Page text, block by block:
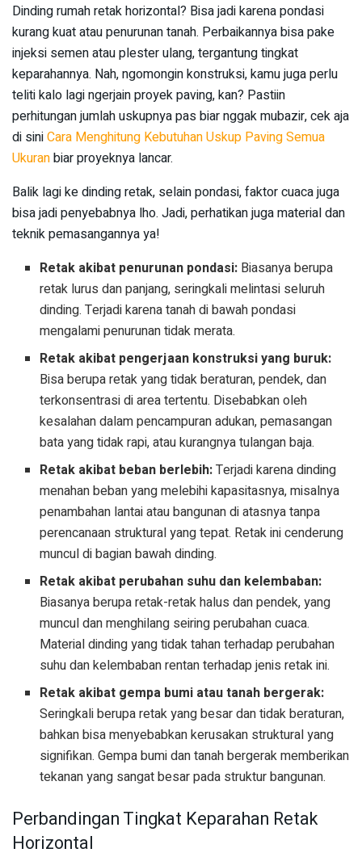
Dinding rumah retak horizontal? Bisa jadi karena pondasi
kurang kuat atau penurunan tanah. Perbaikannya bisa pake
injeksi semen atau plester ulang, tergantung tingkat
keparahannya. Nah, ngomongin konstruksi, kamu juga perlu
teliti kalo lagi ngerjain proyek paving, kan? Pastiin
perhitungan jumlah uskupnya pas biar nggak mubazir, cek aja
di siniCara Menghitung Kebutuhan Uskup Paving Semua
Ukuranbiar proyeknya lancar.
Balik lagi ke dinding retak, selain pondasi, faktor cuaca juga
bisa jadi penyebabnya lho. Jadi, perhatikan juga material dan
teknik pemasangannya ya!
Retak akibat penurunan pondasi: Biasanya berupa
retak lurus dan panjang, seringkali melintasi seluruh
dinding. Terjadi karena tanah di bawah pondasi
mengalami penurunan tidak merata.
Retak akibat pengerjaan konstruksi yang buruk:
Bisa berupa retak yang tidak beraturan, pendek, dan
terkonsentrasi di area tertentu. Disebabkan oleh
kesalahan dalam pencampuran adukan, pemasangan
bata yang tidak rapi, atau kurangnya tulangan baja.
Retak akibat beban berlebih:Terjadi karena dinding
menahan beban yang melebihi kapasitasnya, misalnya
penambahan lantai atau bangunan di atasnya tanpa
perencanaan struktural yang tepat. Retak ini cenderung
muncul di bagian bawah dinding.
Retak akibat perubahan suhu dan kelembaban:
Biasanya berupa retak-retak halus dan pendek, yang
muncul dan menghilang seiring perubahan cuaca.
Material dinding yang tidak tahan terhadap perubahan
suhu dan kelembaban rentan terhadap jenis retak ini.
Retak akibat gempa bumi atau tanah bergerak:
Seringkali berupa retak yang besar dan tidak beraturan,
bahkan bisa menyebabkan kerusakan struktural yang
signifikan. Gempa bumi dan tanah bergerak memberikan
tekanan yang sangat besar pada struktur bangunan.
Perbandingan Tingkat Keparahan Retak
Horizontal